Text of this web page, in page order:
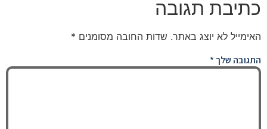
כתיבת תגובה
האימייל לא יוצג באתר. שדות החובה מסומנים *
התגובה שלך*